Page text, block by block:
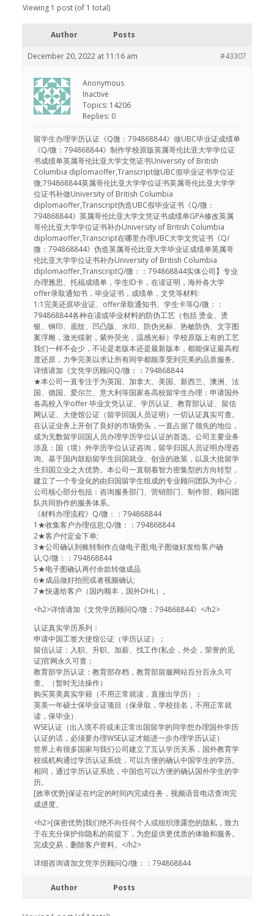
Viewing 1 post (of 1 total)
Author Posts
December 20, 2022 at 11:16 am #43307
Anonymous
Inactive
Topics: 14206
Replies: 0
留学生办理学历认证《Q微：794868844》做UBC毕业证成绩单
《Q/微：794868844》制作学校原版英属哥伦比亚大学学位证
书成绩单英属哥伦比亚大学文凭证书University of British
Columbia diplomaoffer,Transcript做UBC假毕业证书学位证
微;794868844英属哥伦比亚大学学位证书英属哥伦比亚大学学
位证书补做University of British Columbia
diplomaoffer,Transcript伪造UBC假毕业证书《Q/微：
794868844》英属哥伦比亚大学文凭证书成绩单GPA修改英属
哥伦比亚大学学位证书补办University of British Columbia
diplomaoffer,Transcript在哪里办理UBC大学文凭证书《Q/
微：794868844》伪造英属哥伦比亚大学毕业证成绩单英属哥
伦比亚大学学位证书补办University of British Columbia
diplomaoffer,TranscriptQ/微：：794868844实体公司】专业
办理雅思、托福成绩单，学生ID卡，在读证明，海外各大学
offer录取通知书，毕业证书，成绩单，文凭等材料:
1:1完美还原毕业证、offer录取通知书、学生卡等Q/微：：
794868844各种在读或毕业材料的防伪工艺（包括 烫金、烫
银、钢印、底纹、凹凸版、水印、防伪光标、热敏防伪、文字图
案浮雕，激光镭射，紫外荧光，温感光标）学校原版上有的工艺
我们一样不会少，不论是老版本还是最新版本，都能保证最高程
度还原，力争完美以求让所有同学都能享受到完美的品质服务。
详情请加《文凭学历顾问Q/微：：794868844
★本公司一直专注于为英国、加拿大、美国、新西兰、澳洲、法
国、德国、爱尔兰、意大利等国家各高校留学生办理：申请国外
各高校入学offer 毕业文凭认证、学历认证、教育部认证、留信
网认证、大使馆公证（留学回国人员证明）一切认证真实可查。
在认证业务上开创了良好的市场势头，一直占据了领先的地位，
成为无数留学回国人员办理学历学位认证的首选。公司主要业务
涉及：国（境）外学历学位认证咨询，留学归国人员证明办理咨
询。基于国内鼓励留学生回国就业、创业的政策，以及大批留学
生归国立业之大优势。本公司一直朝着智力密集型的方向转型，
建立了一个专业化的由归国留学生组成的专业顾问团队为中心，
公司核心部分包括：咨询服务部门、营销部门、制作部、顾问团
队共同协作的服务体系。
《材料办理流程》Q/微：：794868844
1★收集客户办理信息;Q/微：：794868844
2★客户付定金下单;
3★公司确认到账转制作点做电子图;电子图做好发给客户确
认;Q/微：：794868844
5★电子图确认再付余款转做成品
6★成品做好拍照或者视频确认;
7★快递给客户（国内顺丰，国外DHL）。
<h2>详情请加《文凭学历顾问Q/微：794868844》</h2>
认证真实学历系列：
申请中国工签大使馆公证（学历认证）；
留信认证：入职、升职、加薪、找工作(私企，外企，荣誉的见
证)官网永久可查；
教育部学历认证：教育部存档，教育部留服网站百分百永久可
查。（暂时无法操作）
购买英美真实学籍（不用正常就读，直接出学历）；
英美一年硕士保毕业证项目（保录取，学校挂名，不用正常就
读，保毕业）
WSE认证（出入境不符或未正常出国留学的同学想办理国外学历
认证的话，必须要办理WSE认证才能进一步办理学历认证）
世界上有很多国家与我们公司建立了互认学历关系，国外教育学
校或机构通过学历认证系统，可以方便的确认中国学生的学历。
相同，通过学历认证系统，中国也可以方便的确认国外学生的学
历。
[效率优势]保证在约定的时间内完成任务，视频语音电话查询完
成进度。
<h2>[保密优势]我们绝不向任何个人或组织泄露您的隐私，致力
于在充分保护你隐私的前提下，为您提供更优质的体验和服务。
完成交易，删除客户资料。</h2>
详细咨询请加文凭学历顾问Q/微：：794868844
Author Posts